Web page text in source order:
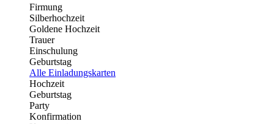
Firmung
Silberhochzeit
Goldene Hochzeit
Trauer
Einschulung
Geburtstag
Alle Einladungskarten
Hochzeit
Geburtstag
Party
Konfirmation